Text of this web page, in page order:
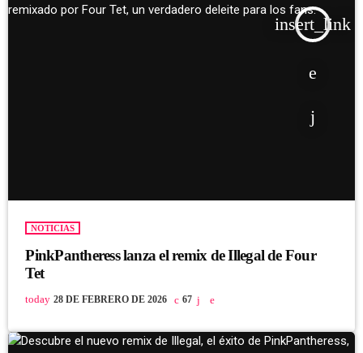
insert_link
NOTICIAS
PinkPantheress lanza el remix de Illegal de Four
Tet
today 28 DE FEBRERO DE 2026 67